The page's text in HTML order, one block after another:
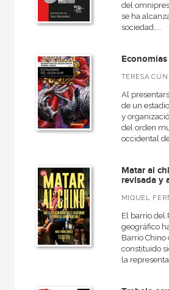
del
se ha
sociedad,...
TERESA
Al
de un
y
del orden
occidental
Matar al
revisada y
MIQUEL
El barrio del
geográfico
Barrio Chino
constituido
la